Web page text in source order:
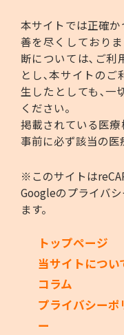
本サイトでは正確
善を尽くしており
断については､ご利
とし､本サイトのご
生したとしても､一
ください。
掲載されている医療
事前に必ず該当の医
※このサイトは
Googleのプライバ
ます。
トップページ
当サイトについ
コラム
プライバシーポ
ー